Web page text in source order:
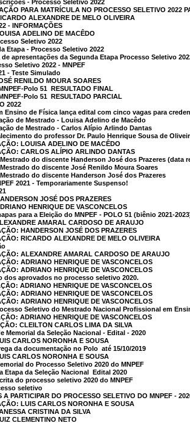
- Processo Seletivo 2022
PARA MATRÍCULA NO PROCESSO SELETIVO 2022
ALEXANDRE DE MELO OLIVEIRA
- INFORMAÇÕES
ADELINO DE MACÊDO
Seletivo 2022
Etapa - Processo Seletivo 2022
apresentações da Segunda Etapa Processo Seletivo
Seletivo 2022 - MNPEF
- Teste Simulado
RENILDO MOURA SOARES
Polo 51  RESULTADO FINAL
Polo 51  RESULTADO PARCIAL
2022
Ensino de Física lança edital com cinco vagas para
de Mestrado - Louisa Adelino de Macêdo
de Mestrado - Carlos Alípio Arlindo Dantas
do professor Dr. Paulo Henrique Sousa de
LOUISA ADELINO DE MACÊDO
CARLOS ALÍPIO ARLINDO DANTAS
do discente Handerson José dos Prazeres (data
do discente José Renildo Moura Soares
do discente Handerson José dos Prazeres
2021 - Temporariamente Suspenso!
JOSÉ DOS PRAZERES
HENRIQUE DE VASCONCELOS
para a Eleição do MNPEF - POLO 51 (biênio 2021-
AMARAL CARDOSO DE ARAUJO
HANDERSON JOSÉ DOS PRAZERES
RICARDO ALEXANDRE DE MELO OLIVEIRA
ALEXANDRE AMARAL CARDOSO DE ARAUJO
ADRIANO HENRIQUE DE VASCONCELOS
ADRIANO HENRIQUE DE VASCONCELOS
dos aprovados no processo seletivo 2020.
ADRIANO HENRIQUE DE VASCONCELOS
ADRIANO HENRIQUE DE VASCONCELOS
ADRIANO HENRIQUE DE VASCONCELOS
Seletivo do Mestrado Nacional Profissional em
ADRIANO HENRIQUE DE VASCONCELOS
CLEILTON CARLOS LIMA DA SILVA
Memorial da Seleção Nacional - Edital - 2020
CARLOS NORONHA E SOUSA
da documentação no Polo  até 15/10/2019
CARLOS NORONHA E SOUSA
do Processo Seletivo 2020 do MNPEF
da Seleção Nacional  Edital 2020
do processo seletivo 2020 do MNPEF
seletivo
A PARTICIPAR DO PROCESSO SELETIVO DO MNPEF -
LUIS CARLOS NORONHA E SOUSA
CRISTINA DA SILVA
CLEMENTINO NETO